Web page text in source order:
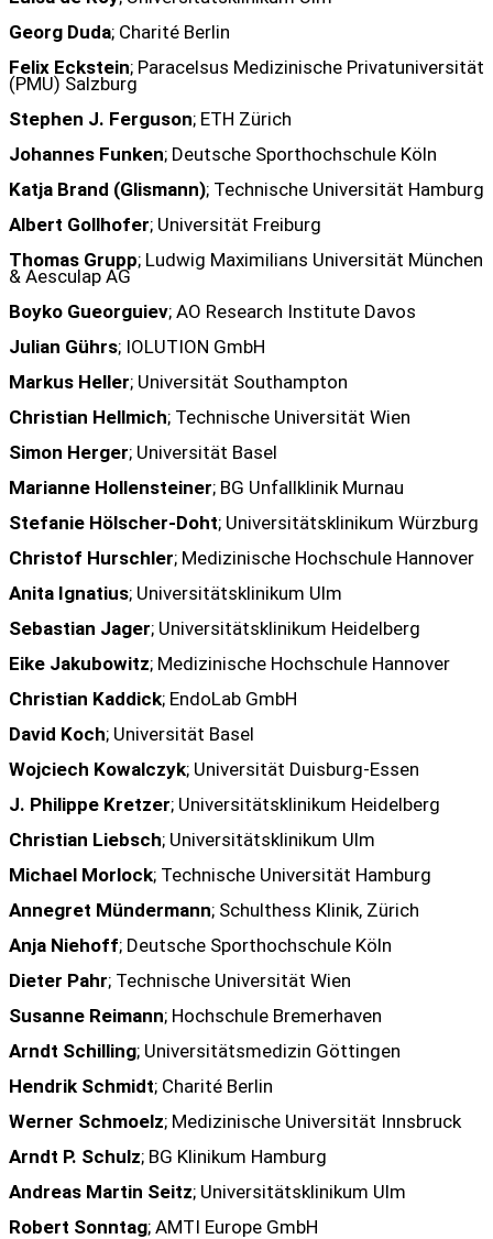
Georg Duda; Charité Berlin
Felix Eckstein; Paracelsus Medizinische Privatuniversität
(PMU) Salzburg
Stephen J. Ferguson; ETH Zürich
Johannes Funken; Deutsche Sporthochschule Köln
Katja Brand (Glismann); Technische Universität Hamburg
Albert Gollhofer; Universität Freiburg
Thomas Grupp; Ludwig Maximilians Universität München
& Aesculap AG
Boyko Gueorguiev; AO Research Institute Davos
Julian Gührs; IOLUTION GmbH
Markus Heller; Universität Southampton
Christian Hellmich; Technische Universität Wien
Simon Herger; Universität Basel
Marianne Hollensteiner; BG Unfallklinik Murnau
Stefanie Hölscher-Doht; Universitätsklinikum Würzburg
Christof Hurschler; Medizinische Hochschule Hannover
Anita Ignatius; Universitätsklinikum Ulm
Sebastian Jager; Universitätsklinikum Heidelberg
Eike Jakubowitz; Medizinische Hochschule Hannover
Christian Kaddick; EndoLab GmbH
David Koch; Universität Basel
Wojciech Kowalczyk; Universität Duisburg-Essen
J. Philippe Kretzer; Universitätsklinikum Heidelberg
Christian Liebsch; Universitätsklinikum Ulm
Michael Morlock; Technische Universität Hamburg
Annegret Mündermann; Schulthess Klinik, Zürich
Anja Niehoff; Deutsche Sporthochschule Köln
Dieter Pahr; Technische Universität Wien
Susanne Reimann; Hochschule Bremerhaven
Arndt Schilling; Universitätsmedizin Göttingen
Hendrik Schmidt; Charité Berlin
Werner Schmoelz; Medizinische Universität Innsbruck
Arndt P. Schulz; BG Klinikum Hamburg
Andreas Martin Seitz; Universitätsklinikum Ulm
Robert Sonntag; AMTI Europe GmbH